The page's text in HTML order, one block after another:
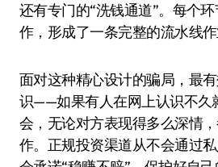
还有专门的“洗钱通道”。每个
作，形成了一条完整的流水线作
面对这种精心设计的骗局，最
识——如果有人在网上认识不久
会，无论对方表现得多么深情
作。正规投资渠道从不会通过